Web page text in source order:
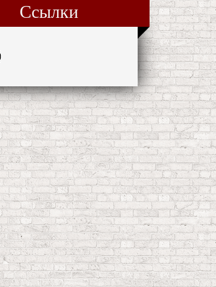
Ссылки